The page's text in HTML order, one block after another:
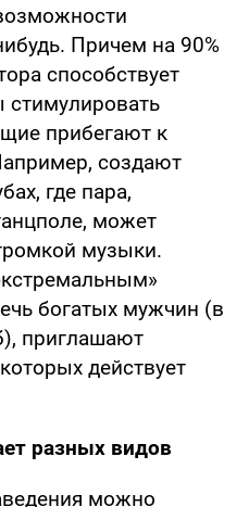
Причем на 90%
способствует
прибегают к
создают
где пара,
может
музыки.
богатых мужчин (в
приглашают
действует
разных видов
можно